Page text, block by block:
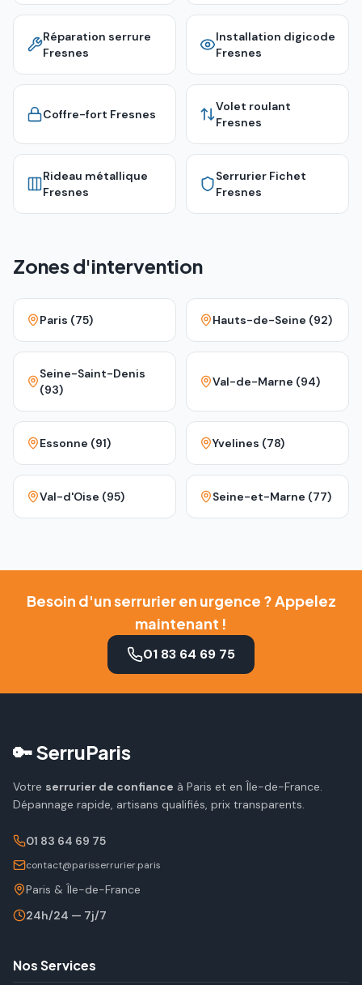
Réparation serrure
Fresnes
Installation digicode
Fresnes
Coffre-fort Fresnes
Volet roulant
Fresnes
Rideau métallique
Fresnes
Serrurier Fichet
Fresnes
Zones d'intervention
Paris (75) Hauts-de-Seine (92)
Seine-Saint-Denis
(93)
Val-de-Marne (94)
Essonne (91) Yvelines (78)
Val-d'Oise (95) Seine-et-Marne (77)
Besoin d'un serrurier en urgence ? Appelez
maintenant !
01 83 64 69 75
🔑 SerruParis
Votre serrurier de confiance à Paris et en Île-de-France.
Dépannage rapide, artisans qualifiés, prix transparents.
01 83 64 69 75
contact@parisserrurier.paris
Paris & Île-de-France
24h/24 — 7j/7
Nos Services